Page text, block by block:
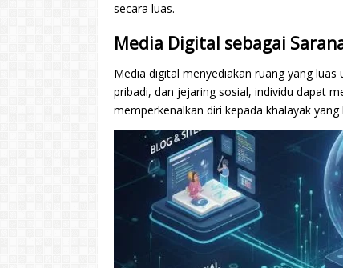
secara luas.
Media Digital sebagai
Media digital menyediakan ruang yang
pribadi, dan jejaring sosial, individu dapat
memperkenalkan diri kepada khalayak yang